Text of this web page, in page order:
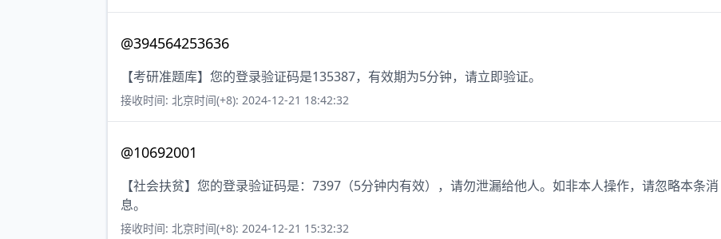
@394564253636
【考研准题库】您的登录验证码是135387，有效期为5分钟，请立即验证。
接收时间: 北京时间(+8): 2024-12-21 18:42:32
@10692001
【社会扶贫】您的登录验证码是：7397（5分钟内有效），请勿泄漏给他人。如非本人操作，请忽略本条消
息。
接收时间: 北京时间(+8): 2024-12-21 15:32:32